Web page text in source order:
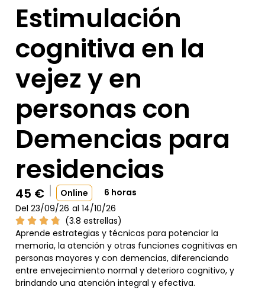
Estimulación
cognitiva en la
vejez y en
personas con
Demencias para
residencias
45 € Online
6 horas
Del 23/09/26 al 14/10/26
(3.8 estrellas)
Aprende estrategias y técnicas para potenciar la
memoria, la atención y otras funciones cognitivas en
personas mayores y con demencias, diferenciando
entre envejecimiento normal y deterioro cognitivo, y
brindando una atención integral y efectiva.